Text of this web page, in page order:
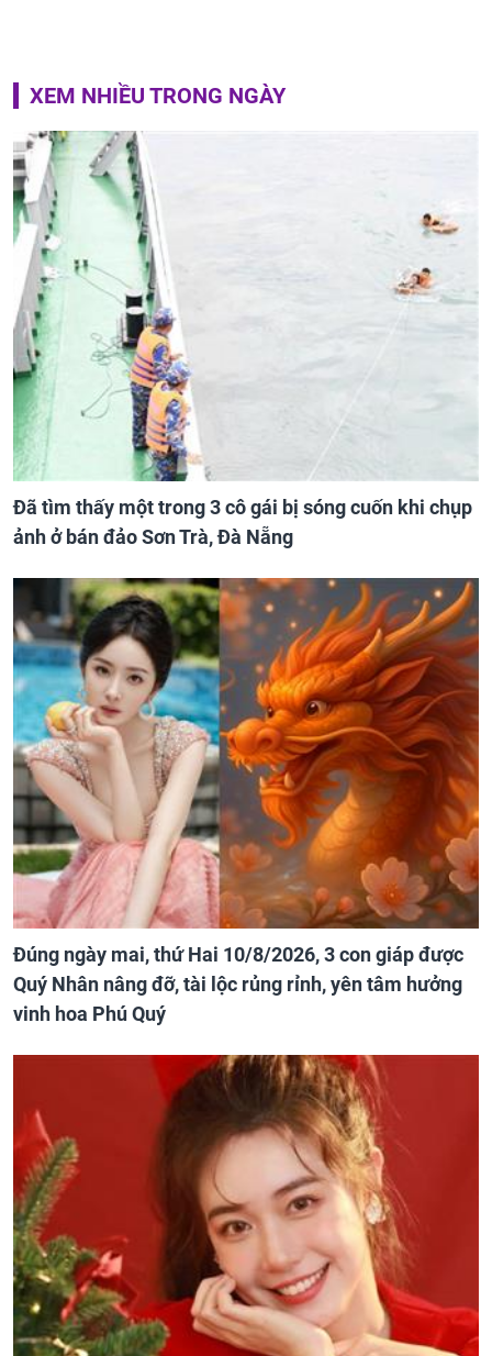
XEM NHIỀU TRONG NGÀY
Đã tìm thấy một trong 3 cô gái bị sóng cuốn khi chụp
ảnh ở bán đảo Sơn Trà, Đà Nẵng
Đúng ngày mai, thứ Hai 10/8/2026, 3 con giáp được
Quý Nhân nâng đỡ, tài lộc rủng rỉnh, yên tâm hưởng
vinh hoa Phú Quý